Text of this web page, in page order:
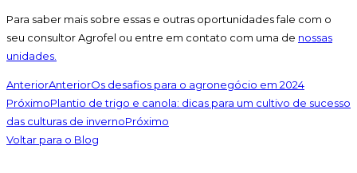
Para saber mais sobre essas e outras oportunidades fale com o
seu consultor Agrofel ou entre em contato com uma de nossas
unidades.
AnteriorAnteriorOs desafios para o agronegócio em 2024
PróximoPlantio de trigo e canola: dicas para um cultivo de sucesso
das culturas de invernoPróximo
Voltar para o Blog